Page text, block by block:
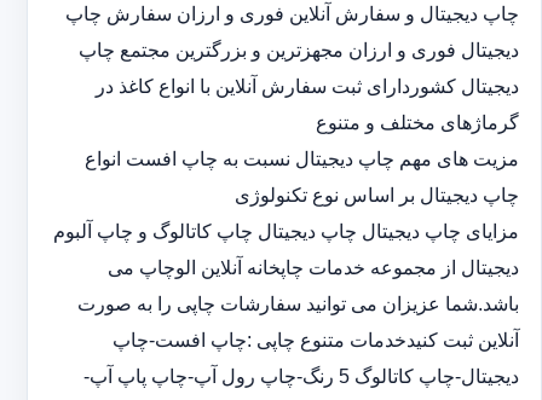
چاپ دیجیتال و سفارش آنلاین فوری و ارزان سفارش چاپ
دیجیتال فوری و ارزان مجهزترین و بزرگترین مجتمع چاپ
دیجیتال کشوردارای ثبت سفارش آنلاین با انواع کاغذ در
گرماژهای مختلف و متنوع
مزیت های مهم چاپ دیجیتال نسبت به چاپ افست انواع
چاپ دیجیتال بر اساس نوع تکنولوژی
مزایای چاپ دیجیتال چاپ دیجیتال چاپ کاتالوگ و چاپ آلبوم
دیجیتال از مجموعه خدمات چاپخانه آنلاین الوچاپ می
باشد.شما عزیزان می توانید سفارشات چاپی را به صورت
آنلاین ثبت کنیدخدمات متنوع چاپی :چاپ افست-چاپ
دیجیتال-چاپ کاتالوگ 5 رنگ-چاپ رول آپ-چاپ پاپ آپ-